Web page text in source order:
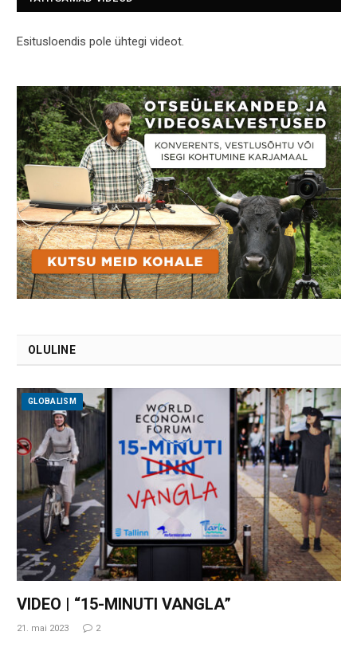
Esitusloendis pole ühtegi videot.
OLULINE
GLOBALISM
VIDEO | “15-MINUTI VANGLA”
21. mai 2023 2